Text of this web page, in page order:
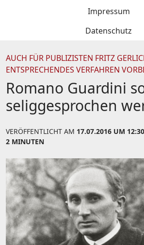
Impressum
Datenschutz
AUCH FÜR PUBLIZISTEN FRITZ
ENTSPRECHENDES VERFAHREN
Romano Guardini
seliggesprochen
VERÖFFENTLICHT AM 17.07.2016 UM
2 MINUTEN